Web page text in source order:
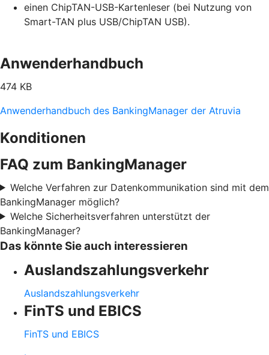
einen ChipTAN-USB-Kartenleser (bei Nutzung von
Smart-TAN plus USB/ChipTAN USB).
Anwenderhandbuch
474 KB
Anwenderhandbuch des BankingManager der Atruvia
Konditionen
FAQ zum BankingManager
Welche Verfahren zur Datenkommunikation sind mit dem
BankingManager möglich?
Welche Sicherheitsverfahren unterstützt der
BankingManager?
Das könnte Sie auch interessieren
Auslandszahlungsverkehr
Auslandszahlungsverkehr
FinTS und EBICS
FinTS und EBICS